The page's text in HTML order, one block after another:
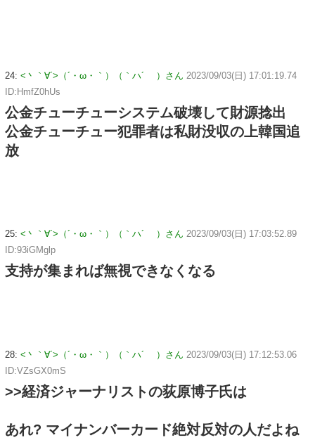
24: <丶｀∀´>（´・ω・｀）（｀ハ´ ）さん 2023/09/03(日) 17:01:19.74
ID:HmfZ0hUs
公金チューチューシステム破壊して財源捻出
公金チューチュー犯罪者は私財没収の上韓国追
放
25: <丶｀∀´>（´・ω・｀）（｀ハ´ ）さん 2023/09/03(日) 17:03:52.89
ID:93iGMglp
支持が集まれば無視できなくなる
28: <丶｀∀´>（´・ω・｀）（｀ハ´ ）さん 2023/09/03(日) 17:12:53.06
ID:VZsGX0mS
>>経済ジャーナリストの荻原博子氏は
あれ? マイナンバーカード絶対反対の人だよね